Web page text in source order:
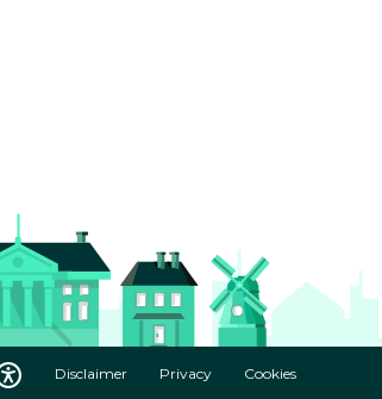
Disclaimer Privacy Cookies